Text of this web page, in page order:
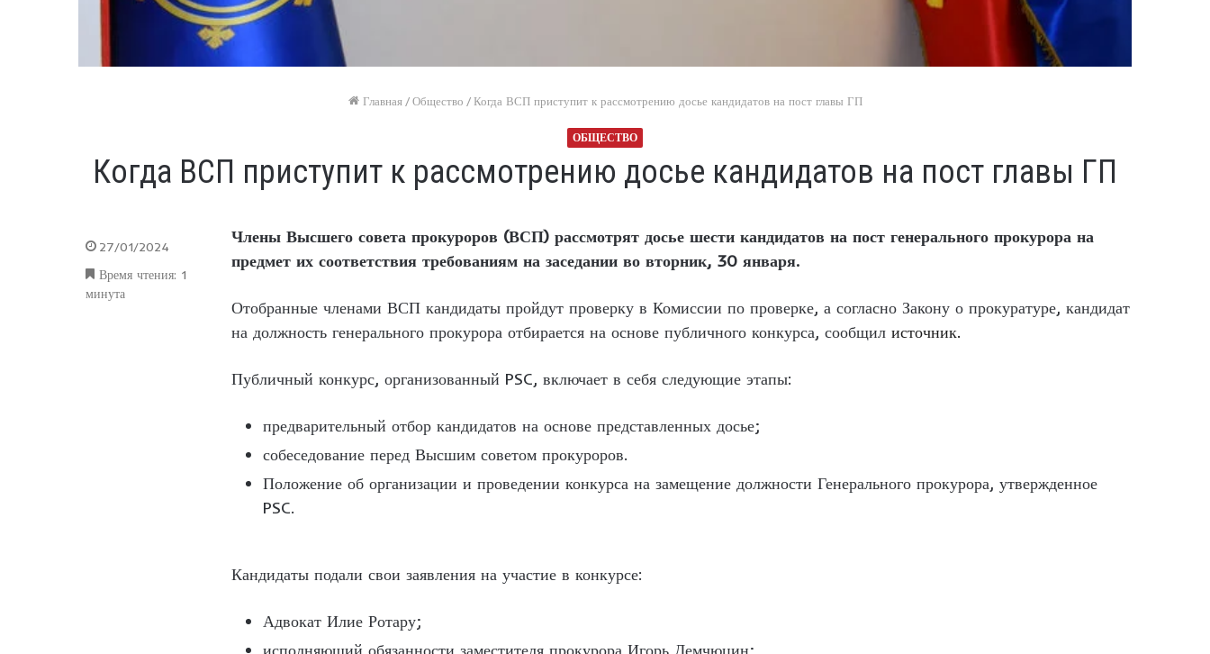
Главная / Общество / Когда ВСП приступит к рассмотрению досье кандидатов на пост главы ГП
ОБЩЕСТВО
Когда ВСП приступит к рассмотрению досье кандидатов на пост главы ГП
Члены Высшего совета прокуроров (ВСП) рассмотрят досье шести кандидатов на пост генерального прокурора на
предмет их соответствия требованиям на заседании во вторник, 30 января.
Отобранные членами ВСП кандидаты пройдут проверку в Комиссии по проверке, а согласно Закону о прокуратуре, кандидат
на должность генерального прокурора отбирается на основе публичного конкурса, сообщил источник.
Публичный конкурс, организованный PSC, включает в себя следующие этапы:
предварительный отбор кандидатов на основе представленных досье;
собеседование перед Высшим советом прокуроров.
Положение об организации и проведении конкурса на замещение должности Генерального прокурора, утвержденное
PSC.
Кандидаты подали свои заявления на участие в конкурсе:
Адвокат Илие Ротару;
27/01/2024
Время чтения: 1
минута